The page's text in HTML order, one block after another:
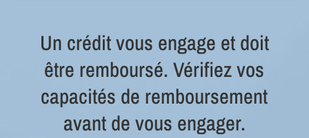
Un crédit vous engage et doit
être remboursé. Vérifiez vos
capacités de remboursement
avant de vous engager.